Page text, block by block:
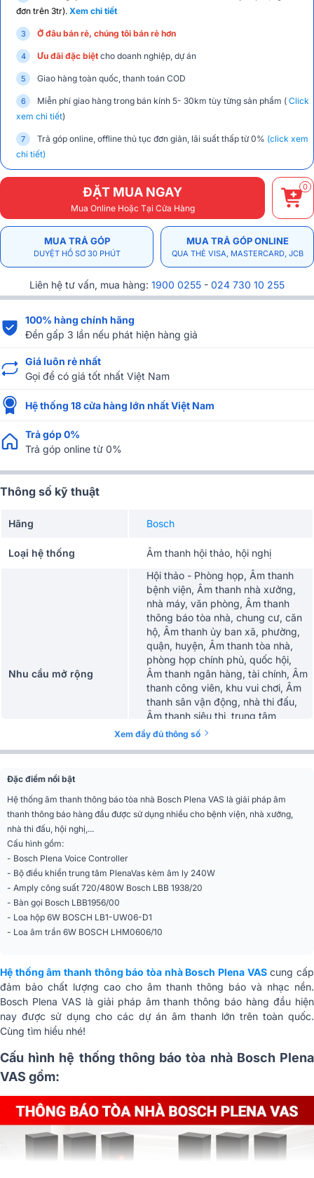
đơn trên 3tr). Xem chi tiết
Ở đâu bán rẻ, chúng tôi bán rẻ hơn
Ưu đãi đặc biệt cho doanh nghiệp, dự án
Giao hàng toàn quốc, thanh toán COD
Miễn phí giao hàng trong bán kính 5- 30km tùy từng sản phẩm ( Click
xem chi tiết)
Trả góp online, offline thủ tục đơn giản, lãi suất thấp từ 0% (click xem
chi tiết)
ĐẶT MUA NGAY
Mua Online Hoặc Tại Cửa Hàng
0
MUA TRẢ GÓP
DUYỆT HỒ SƠ 30 PHÚT
MUA TRẢ GÓP ONLINE
QUA THẺ VISA, MASTERCARD, JCB
Liên hệ tư vấn, mua hàng: 1900 0255 - 024 730 10 255
100% hàng chính hãng
Đền gấp 3 lần nếu phát hiện hàng giả
Giá luôn rẻ nhất
Gọi để có giá tốt nhất Việt Nam
Hệ thống 18 cửa hàng lớn nhất Việt Nam
Trả góp 0%
Trả góp online từ 0%
Thông số kỹ thuật
Hãng Bosch
Loại hệ thống Âm thanh hội thảo, hội nghị
Nhu cầu mở rộng
Hội thảo - Phòng họp, Âm thanh
bệnh viện, Âm thanh nhà xưởng,
nhà máy, văn phòng, Âm thanh
thông báo tòa nhà, chung cư, căn
hộ, Âm thanh ủy ban xã, phường,
quận, huyện, Âm thanh tòa nhà,
phòng họp chính phủ, quốc hội,
Âm thanh ngân hàng, tài chính, Âm
thanh công viên, khu vui chơi, Âm
thanh sân vận động, nhà thi đấu,
Âm thanh siêu thị, trung tâm
thương mại, Âm thanh khách sạn,
lớp học, Âm thanh thông báo nhà
Ứng dụng mở rộng
Phòng họp, Văn phòng, Bệnh viện
Controller
Bộ điều khiển trung
tâm
Amply công suất
720/480W
Bosch LBB1956/00
Loa hộp 6W BOSCH LB1-UW06-D1
Loa âm trần 6W BOSCH LHM0606/10
Xem đầy đủ thông số
Đặc điểm nổi bật
Hệ thống âm thanh thông báo tòa nhà Bosch Plena VAS là giải pháp âm
thanh thông báo hàng đầu được sử dụng nhiều cho bệnh viện, nhà xưởng,
nhà thi đấu, hội nghị,...
Cấu hình gồm:
- Bosch Plena Voice Controller
- Bộ điều khiển trung tâm PlenaVas kèm âm ly 240W
- Amply công suất 720/480W Bosch LBB 1938/20
- Bàn gọi Bosch LBB1956/00
- Loa hộp 6W BOSCH LB1-UW06-D1
- Loa âm trần 6W BOSCH LHM0606/10
Hệ thống âm thanh thông báo tòa nhà Bosch Plena VAScung cấp
đảm bảo chất lượng cao cho âm thanh thông báo và nhạc nền.
Bosch Plena VAS là giải pháp âm thanh thông báo hàng đầu hiện
nay được sử dụng cho các dự án âm thanh lớn trên toàn quốc.
Cùng tìm hiểu nhé!
Cấu hình hệ thống thông báo tòa nhà Bosch Plena
VAS gồm: